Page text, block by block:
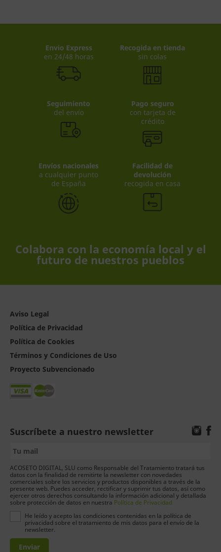
Envio Express
en 24/48 horas
Recogida en tienda
sin colas
Seguimiento
del envío
Pago seguro
con tarjeta de
crédito
Envíos nacionales
a cualquier punto
de España
Facilidad de
devolución
recogida en casa
Colabora con la economía local y el
futuro de nuestros pueblos
Aviso Legal
Política de Privacidad
Política de Cookies
Términos y Condiciones de Uso
Proyecto Subvencionado
Suscríbete a nuestro newsletter
ACOSETO DIGITAL, SLU como Responsable del Tratamiento tratará tus
datos con la finalidad de remitirte la newsletter con novedades
comerciales sobre los servicios y productos disponibles a través de la
presente web. Puedes acceder, rectificar y suprimir tus datos, así como
ejercer otros derechos consultando la información adicional y detallada
sobre protección de datos en nuestra Política de Privacidad
He leído y acepto las condiciones contenidas en la política de
privacidad sobre el tratamiento de mis datos para el envío de la
newsletter.
Enviar